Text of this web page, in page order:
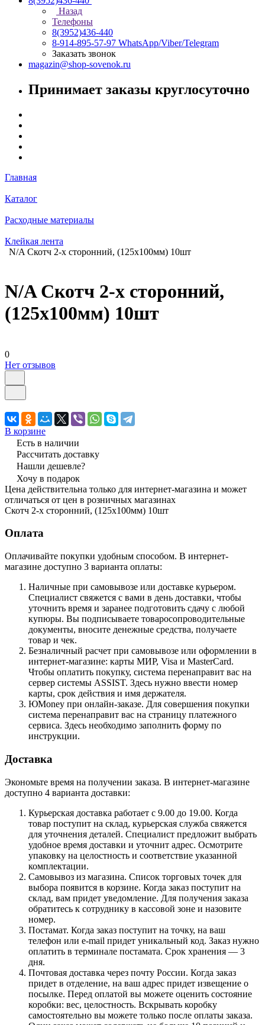
Назад
Телефоны
8(3952)436-440
8-914-895-57-97 WhatsApp/Viber/Telegram
Заказать звонок
magazin@shop-sovenok.ru
Принимает заказы круглосуточно
Главная
Каталог
Расходные материалы
Клейкая лента
N/A Скотч 2-х сторонний, (125х100мм) 10шт
N/A Скотч 2-х сторонний,
(125х100мм) 10шт
0
Нет отзывов
В корзине
Есть в наличии
Рассчитать доставку
Нашли дешевле?
Хочу в подарок
Цена действительна только для интернет-магазина и может
отличаться от цен в розничных магазинах
Скотч 2-х сторонний, (125х100мм) 10шт
Оплата
Оплачивайте покупки удобным способом. В интернет-
магазине доступно 3 варианта оплаты:
Наличные при самовывозе или доставке курьером.
Специалист свяжется с вами в день доставки, чтобы
уточнить время и заранее подготовить сдачу с любой
купюры. Вы подписываете товаросопроводительные
документы, вносите денежные средства, получаете
товар и чек.
Безналичный расчет при самовывозе или оформлении в
интернет-магазине: карты МИР, Visa и MasterCard.
Чтобы оплатить покупку, система перенаправит вас на
сервер системы ASSIST. Здесь нужно ввести номер
карты, срок действия и имя держателя.
ЮMoney при онлайн-заказе. Для совершения покупки
система перенаправит вас на страницу платежного
сервиса. Здесь необходимо заполнить форму по
инструкции.
Доставка
Экономьте время на получении заказа. В интернет-магазине
доступно 4 варианта доставки:
Курьерская доставка работает с 9.00 до 19.00. Когда
товар поступит на склад, курьерская служба свяжется
для уточнения деталей. Специалист предложит выбрать
удобное время доставки и уточнит адрес. Осмотрите
упаковку на целостность и соответствие указанной
комплектации.
Самовывоз из магазина. Список торговых точек для
выбора появится в корзине. Когда заказ поступит на
склад, вам придет уведомление. Для получения заказа
обратитесь к сотруднику в кассовой зоне и назовите
номер.
Постамат. Когда заказ поступит на точку, на ваш
телефон или e-mail придет уникальный код. Заказ нужно
оплатить в терминале постамата. Срок хранения — 3
дня.
Почтовая доставка через почту России. Когда заказ
придет в отделение, на ваш адрес придет извещение о
посылке. Перед оплатой вы можете оценить состояние
коробки: вес, целостность. Вскрывать коробку
самостоятельно вы можете только после оплаты заказа.